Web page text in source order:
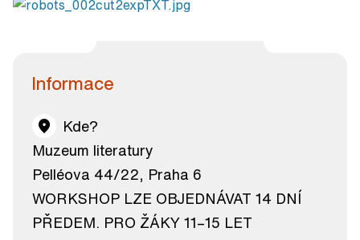
Informace
Kde?
Muzeum literatury
Pelléova 44/22, Praha 6
WORKSHOP LZE OBJEDNÁVAT 14 DNÍ
PŘEDEM. PRO ŽÁKY 11–15 LET